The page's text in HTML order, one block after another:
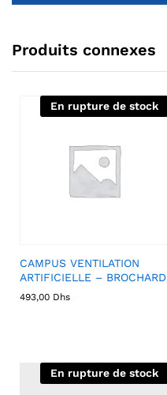
Produits connexes
En rupture de stock
CAMPUS VENTILATION
ARTIFICIELLE – BROCHARD
493,00 Dhs
En rupture de stock